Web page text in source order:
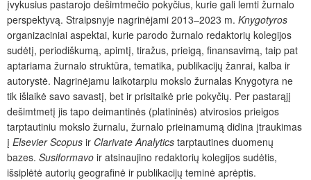
įvykusius pastarojo dešimtmečio pokyčius, kurie gali lemti žurnalo
perspektyvą. Straipsnyje nagrinėjami 2013–2023 m. Knygotyros
organizaciniai aspektai, kurie parodo žurnalo redaktorių kolegijos
sudėtį, periodiškumą, apimtį, tiražus, prieigą, finansavimą, taip pat
aptariama žurnalo struktūra, tematika, publikacijų žanrai, kalba ir
autorystė. Nagrinėjamu laikotarpiu mokslo žurnalas Knygotyra ne
tik išlaikė savo savastį, bet ir prisitaikė prie pokyčių. Per pastarąjį
dešimtmetį jis tapo deimantinės (platininės) atvirosios prieigos
tarptautiniu mokslo žurnalu, žurnalo prieinamumą didina įtraukimas
į Elsevier Scopus ir Clarivate Analytics tarptautines duomenų
bazes. Susiformavo ir atsinaujino redaktorių kolegijos sudėtis,
išsiplėtė autorių geografinė ir publikacijų teminė aprėptis.